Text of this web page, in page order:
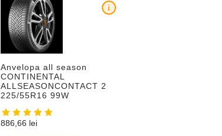
Anvelopa all season
CONTINENTAL
ALLSEASONCONTACT 2
225/55R16 99W
i
886,66 lei